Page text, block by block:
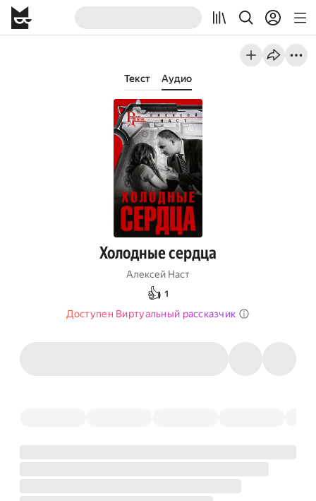
Текст Аудио
Холодные сердца
Алексей Наст
👍 1
Доступен Виртуальный рассказчик